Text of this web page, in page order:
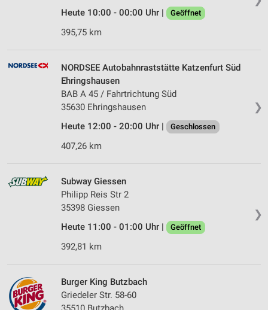
Heute 10:00 - 00:00 Uhr | Geöffnet
395,75 km
❯
NORDSEE Autobahnraststätte Katzenfurt Süd
Ehringshausen
BAB A 45 / Fahrtrichtung Süd
35630 Ehringshausen
Heute 12:00 - 20:00 Uhr |
Geschlossen
407,26 km
❯
Subway Giessen
Philipp Reis Str 2
35398 Giessen
Heute 11:00 - 01:00 Uhr |
Geöffnet
392,81 km
Burger King Butzbach
Griedeler Str. 58-60